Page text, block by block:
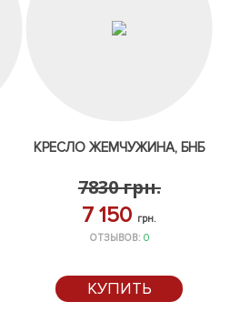
КРЕСЛО ЖЕМЧУЖИНА, БНБ
7830грн.
7 150 грн.
ОТЗЫВОВ: 0
КУПИТЬ